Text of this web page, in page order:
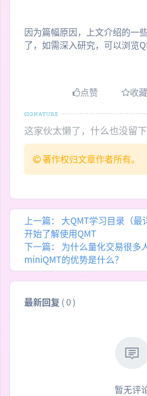
因为篇幅原因，上文介绍的一
了，如需深入研究，可以浏览
点赞 收藏
这家伙太懒了，什么也没留下
著作权归文章作者所有。
上一篇：
大QMT学习目录（最
开始了解使用QMT
下一篇：
为什么量化交易很多
miniQMT的优势是什么？
最新回复 (0)
暂无评